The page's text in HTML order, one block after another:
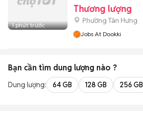
1 phút trước
Thương lượng
Phường Tân Hưng
Jobs At Dookki
Bạn cần tìm dung lượng nào ?
Dung lượng: 64 GB 128 GB 256 GB